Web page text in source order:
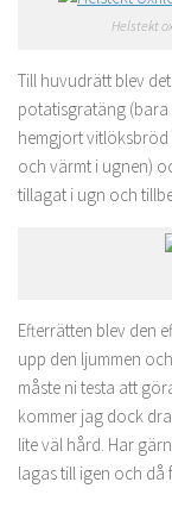
Helstekt
Till huvudrätt blev
potatisgratäng (bara
hemgjort
och värmt i ugnen)
tillagat i ugn och
Efterrätten blev den
upp den ljummen
måste ni testa att
kommer jag dock
lite väl hård. Har
lagas till igen och